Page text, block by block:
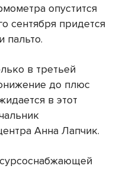
опустится
сентября придется
пальто.
в третьей
до плюс
в этот
Анна Лапчик.